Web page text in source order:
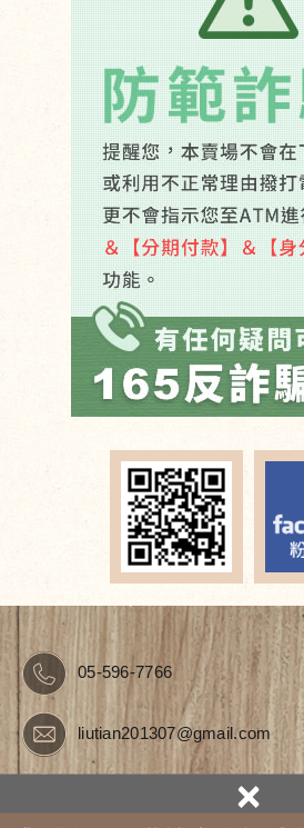
×
05-596-7766
liutian201307@gmail.com
63046雲林縣斗南鎮將軍里將